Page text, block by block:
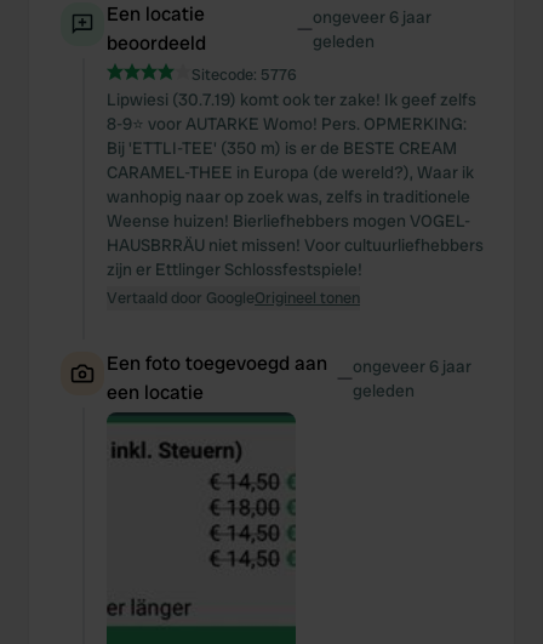
Een locatie
beoordeeld
—ongeveer 6 jaar
geleden
Sitecode: 5776
Lipwiesi (30.7.19) komt ook ter zake! Ik geef zelfs
8-9⭐ voor AUTARKE Womo! Pers. OPMERKING:
Bij 'ETTLI-TEE' (350 m) is er de BESTE CREAM
CARAMEL-THEE in Europa (de wereld?), Waar ik
wanhopig naar op zoek was, zelfs in traditionele
Weense huizen! Bierliefhebbers mogen VOGEL-
HAUSBRRÄU niet missen! Voor cultuurliefhebbers
zijn er Ettlinger Schlossfestspiele!
Vertaald door GoogleOrigineel tonen
Een foto toegevoegd aan
een locatie
—ongeveer 6 jaar
geleden